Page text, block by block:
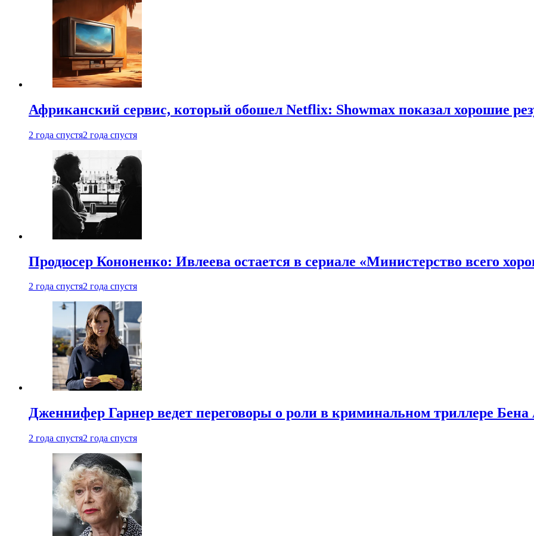
Африканский сервис, который обошел Netflix: Showmax показал хорошие
2 года спустя2 года спустя
Продюсер Кононенко: Ивлеева остается в сериале «Министерство всего
2 года спустя2 года спустя
Дженнифер Гарнер ведет переговоры о роли в криминальном триллере
2 года спустя2 года спустя